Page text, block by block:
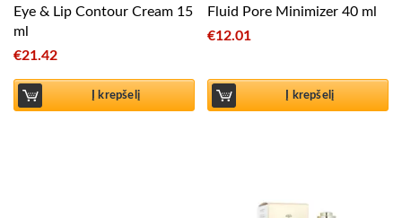
Eye & Lip Contour Cream 15
ml
€21.42
Į krepšelį
Fluid Pore Minimizer 40 ml
€12.01
Į krepšelį